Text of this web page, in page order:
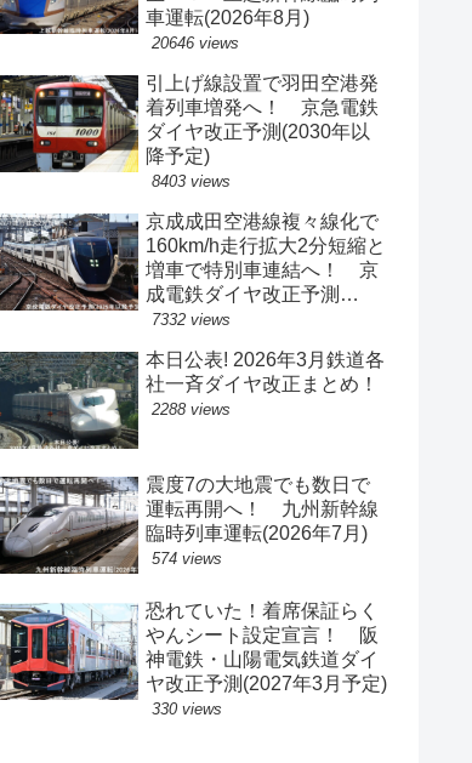
車運転(2026年8月)
20646 views
引上げ線設置で羽田空港発
着列車増発へ！ 京急電鉄
ダイヤ改正予測(2030年以
降予定)
8403 views
京成成田空港線複々線化で
160km/h走行拡大2分短縮と
増車で特別車連結へ！ 京
成電鉄ダイヤ改正予測
(2029年以降予定)
7332 views
本日公表! 2026年3月鉄道各
社一斉ダイヤ改正まとめ！
2288 views
震度7の大地震でも数日で
運転再開へ！ 九州新幹線
臨時列車運転(2026年7月)
574 views
恐れていた！着席保証らく
やんシート設定宣言！ 阪
神電鉄・山陽電気鉄道ダイ
ヤ改正予測(2027年3月予定)
330 views